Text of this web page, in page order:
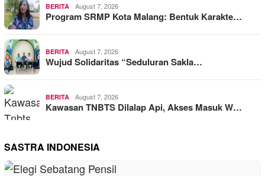
BERITA August 7, 2026
Program SRMP Kota Malang: Bentuk Karakte…
BERITA August 7, 2026
Wujud Solidaritas “Seduluran Sakla…
BERITA August 7, 2026
Kawasan TNBTS Dilalap Api, Akses Masuk W…
SASTRA INDONESIA